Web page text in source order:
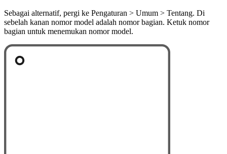
Sebagai alternatif, pergi ke Pengaturan > Umum > Tentang. Di
sebelah kanan nomor model adalah nomor bagian. Ketuk nomor
bagian untuk menemukan nomor model.